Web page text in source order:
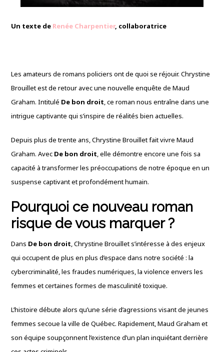
Un texte de Renée Charpentier, collaboratrice
Les amateurs de romans policiers ont de quoi se réjouir. Chrystine
Brouillet est de retour avec une nouvelle enquête de Maud
Graham. Intitulé De bon droit, ce roman nous entraîne dans une
intrigue captivante qui s’inspire de réalités bien actuelles.
Depuis plus de trente ans, Chrystine Brouillet fait vivre Maud
Graham. Avec De bon droit, elle démontre encore une fois sa
capacité à transformer les préoccupations de notre époque en un
suspense captivant et profondément humain.
Pourquoi ce nouveau roman
risque de vous marquer ?
Dans De bon droit, Chrystine Brouillet s’intéresse à des enjeux
qui occupent de plus en plus d’espace dans notre société : la
cybercriminalité, les fraudes numériques, la violence envers les
femmes et certaines formes de masculinité toxique.
L’histoire débute alors qu’une série d’agressions visant de jeunes
femmes secoue la ville de Québec. Rapidement, Maud Graham et
son équipe soupçonnent l’existence d’un plan inquiétant derrière